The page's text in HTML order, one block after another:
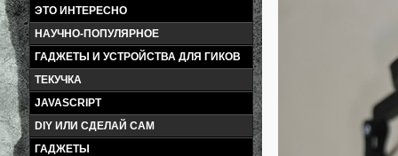
ЭТО ИНТЕРЕСНО
НАУЧНО-ПОПУЛЯРНОЕ
ГАДЖЕТЫ И УСТРОЙСТВА ДЛЯ ГИКОВ
ТЕКУЧКА
JAVASCRIPT
DIY ИЛИ СДЕЛАЙ САМ
ГАДЖЕТЫ